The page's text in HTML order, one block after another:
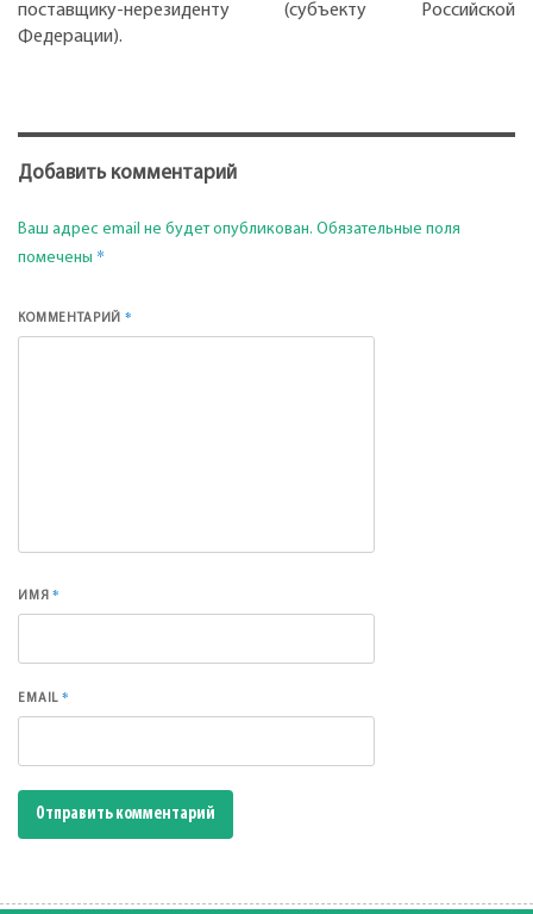
поставщику-нерезиденту (субъекту Российской
Федерации).
Добавить комментарий
Ваш адрес email не будет опубликован. Обязательные поля
помечены *
КОММЕНТАРИЙ*
ИМЯ*
EMAIL*